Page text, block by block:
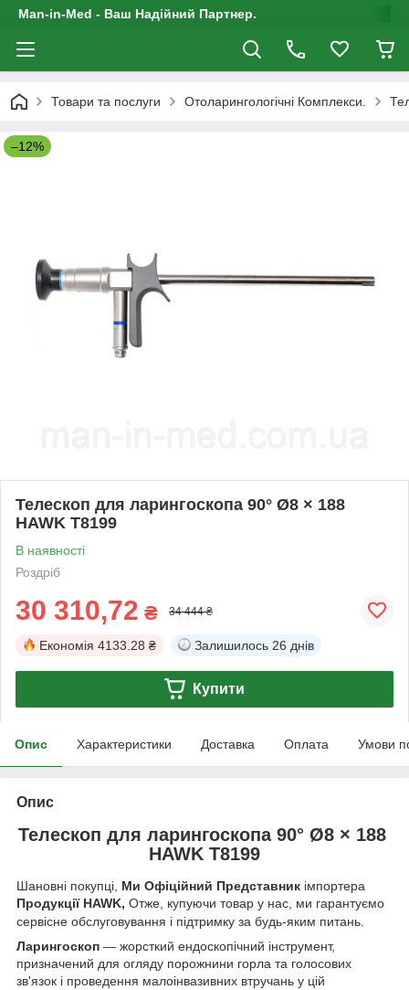
Man-in-Med - Ваш Надійний Партнер.
Товари та послуги Отоларингологічні Комплекси.
–12%
Телескоп для ларингоскопа 90° Ø8 × 188
HAWK T8199
В наявності
Роздріб
30 310,72 ₴ 34 444 ₴
Економія 4133.28 ₴ Залишилось 26 днів
Купити
Опис Характеристики Доставка Оплата Умови
Опис
Телескоп для ларингоскопа 90° Ø8 × 188
HAWK T8199
Шановні покупці, Ми Офіційний Представник імпортера
Продукції HAWK, Отже, купуючи товар у нас, ми гарантуємо
сервісне обслуговування і підтримку за будь-яким питань.
Ларингоскоп — жорсткий ендоскопічний інструмент,
призначений для огляду порожнини горла та голосових
зв'язок і проведення малоінвазивних втручань у цій